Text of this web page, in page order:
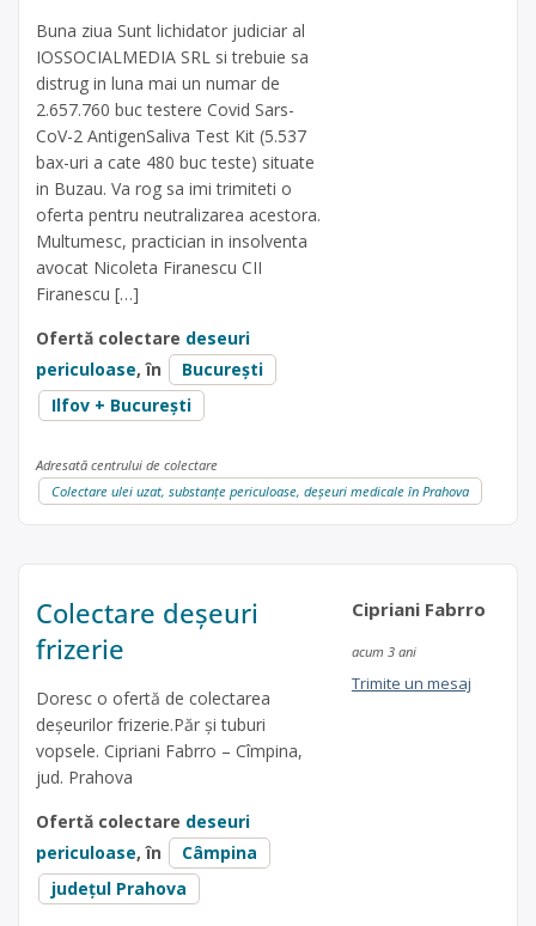
Buna ziua Sunt lichidator judiciar al
IOSSOCIALMEDIA SRL si trebuie sa
distrug in luna mai un numar de
2.657.760 buc testere Covid Sars-
CoV-2 AntigenSaliva Test Kit (5.537
bax-uri a cate 480 buc teste) situate
in Buzau. Va rog sa imi trimiteti o
oferta pentru neutralizarea acestora.
Multumesc, practician in insolventa
avocat Nicoleta Firanescu CII
Firanescu […]
Ofertă colectare deseuri
periculoase, în
București
Ilfov + București
Adresată centrului de colectare
Colectare ulei uzat, substanțe periculoase, deșeuri medicale în Prahova
Colectare deșeuri
frizerie
Doresc o ofertă de colectarea
deșeurilor frizerie.Păr și tuburi
vopsele. Cipriani Fabrro – Cîmpina,
jud. Prahova
Ofertă colectare deseuri
periculoase, în
Câmpina
județul Prahova
Cipriani Fabrro
acum 3 ani
Trimite un mesaj